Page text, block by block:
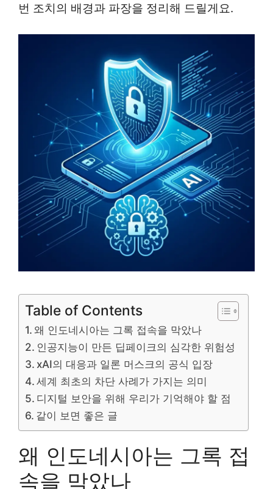
번 조치의 배경과 파장을 정리해 드릴게요.
Table of Contents
왜 인도네시아는 그록 접속을 막았나
인공지능이 만든 딥페이크의 심각한 위험성
xAI의 대응과 일론 머스크의 공식 입장
세계 최초의 차단 사례가 가지는 의미
디지털 보안을 위해 우리가 기억해야 할 점
같이 보면 좋은 글
왜 인도네시아는 그록 접
속을 막았나